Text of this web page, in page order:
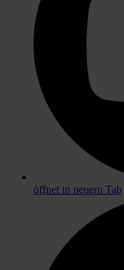
öffnet in neuem Tab